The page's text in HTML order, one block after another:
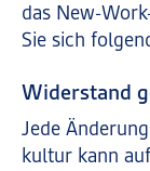
das New-
Sie sich
Widerstand
Jede
kultur kann